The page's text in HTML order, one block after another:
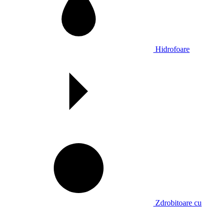
Hidrofoare
Zdrobitoare cu